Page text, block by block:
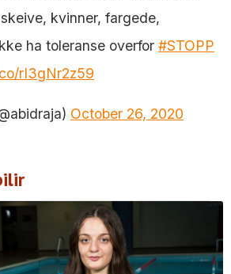
kvinner, fargede,
ha toleranse overfor #STOPP
rI3gNr2z59
October 26, 2020